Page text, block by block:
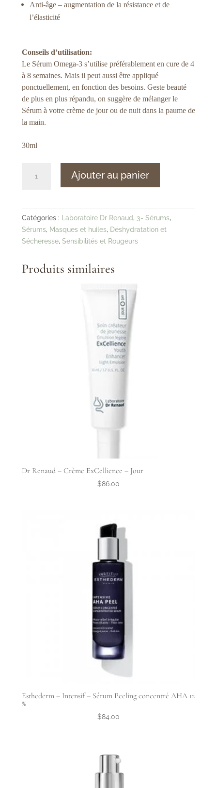
Anti-âge – augmentation de la résistance et de
l’élasticité
Conseils d’utilisation:
Le Sérum Omega-3 s’utilise préférablement en cure de 4
à 8 semaines. Mais il peut aussi être appliqué
ponctuellement, en fonction des besoins. Geste beauté
de plus en plus répandu, on suggère de mélanger le
Sérum à votre crème de jour ou de nuit dans la paume de
la main.
30ml
–
Omega-
3
Sérum
Relipidant
Ajouter au panier
Catégories : Laboratoire Dr Renaud, 3- Sérums,
Sérums, Masques et huiles, Déshydratation et
Sécheresse, Sensibilités et Rougeurs
Produits similaires
Dr Renaud – Crème ExCellience – Jour
$86.00
Esthederm – Intensif – Sérum Peeling concentré AHA 12
%
$84.00